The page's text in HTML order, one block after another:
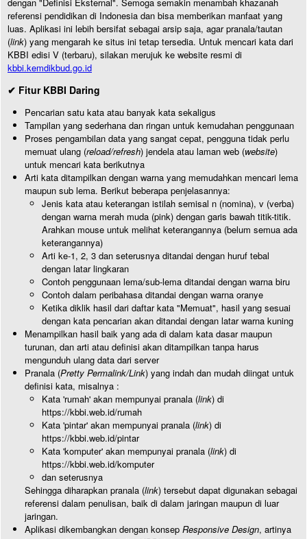
referensi pendidikan di Indonesia dan bisa memberikan manfaat yang
luas. Aplikasi ini lebih bersifat sebagai arsip saja, agar pranala/tautan
(link) yang mengarah ke situs ini tetap tersedia. Untuk mencari kata dari
KBBI edisi V (terbaru), silakan merujuk ke website resmi di
kbbi.kemdikbud.go.id
✔ Fitur KBBI Daring
Pencarian satu kata atau banyak kata sekaligus
Tampilan yang sederhana dan ringan untuk kemudahan penggunaan
Proses pengambilan data yang sangat cepat, pengguna tidak perlu
memuat ulang (reload/refresh) jendela atau laman web (website)
untuk mencari kata berikutnya
Arti kata ditampilkan dengan warna yang memudahkan mencari lema
maupun sub lema. Berikut beberapa penjelasannya:
Jenis kata atau keterangan istilah semisal n (nomina), v (verba)
dengan warna merah muda (pink) dengan garis bawah titik-titik.
Arahkan mouse untuk melihat keterangannya (belum semua ada
keterangannya)
Arti ke-1, 2, 3 dan seterusnya ditandai dengan huruf tebal
dengan latar lingkaran
Contoh penggunaan lema/sub-lema ditandai dengan warna biru
Contoh dalam peribahasa ditandai dengan warna oranye
Ketika diklik hasil dari daftar kata "Memuat", hasil yang sesuai
dengan kata pencarian akan ditandai dengan latar warna kuning
Menampilkan hasil baik yang ada di dalam kata dasar maupun
turunan, dan arti atau definisi akan ditampilkan tanpa harus
mengunduh ulang data dari server
Pranala (Pretty Permalink/Link) yang indah dan mudah diingat untuk
definisi kata, misalnya :
Kata 'rumah' akan mempunyai pranala (link) di
https://kbbi.web.id/rumah
Kata 'pintar' akan mempunyai pranala (link) di
https://kbbi.web.id/pintar
Kata 'komputer' akan mempunyai pranala (link) di
https://kbbi.web.id/komputer
dan seterusnya
Sehingga diharapkan pranala (link) tersebut dapat digunakan sebagai
referensi dalam penulisan, baik di dalam jaringan maupun di luar
jaringan.
Aplikasi dikembangkan dengan konsep Responsive Design, artinya